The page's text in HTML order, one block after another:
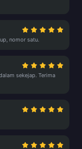
nomor satu.
sekejap. Terima